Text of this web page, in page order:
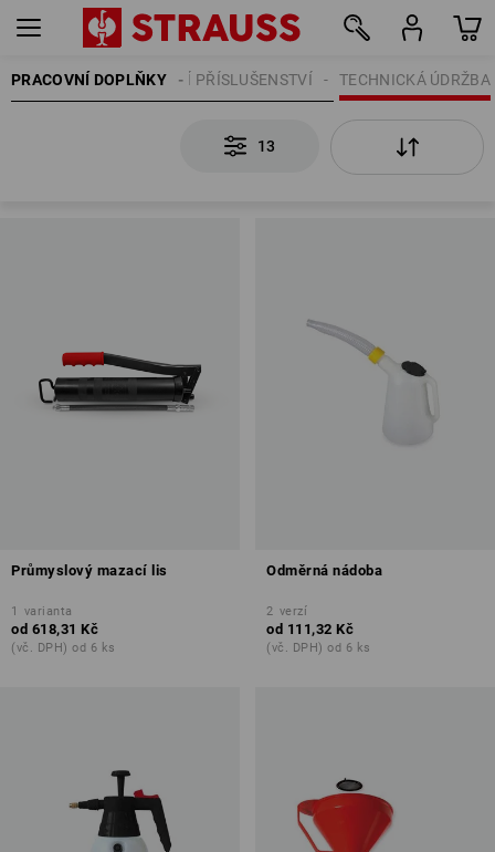
PRACOVNÍ DOPLŇKY TECHNICKÁ ÚDRŽBA
STAVEBNÍ PŘÍSLUŠENSTVÍ
13
Průmyslový mazací lis
1 varianta
od 618,31 Kč
(vč. DPH) od 6 ks
Odměrná nádoba
2 verzí
od 111,32 Kč
(vč. DPH) od 6 ks